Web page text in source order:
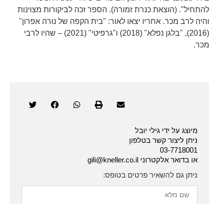
להתחיל". (הוצאת כנרת זמורה). הספר זכה לביקורות מצוינות
והיה לרב מכר. אחריו יצאו לאור: "בית הקפה של נורה אפרון"
(2016), "בלגן נפלא" (2018) ו"גרפיטי" (2021) – שהיו לרבי
מכר.
מיוצג על ידי גילי יובל
ניתן ליצור קשר בטלפון
03-7718001
או בדואר אלקטרוני gili@kneller.co.il
ניתן גם להשאיר פרטים בטופס: